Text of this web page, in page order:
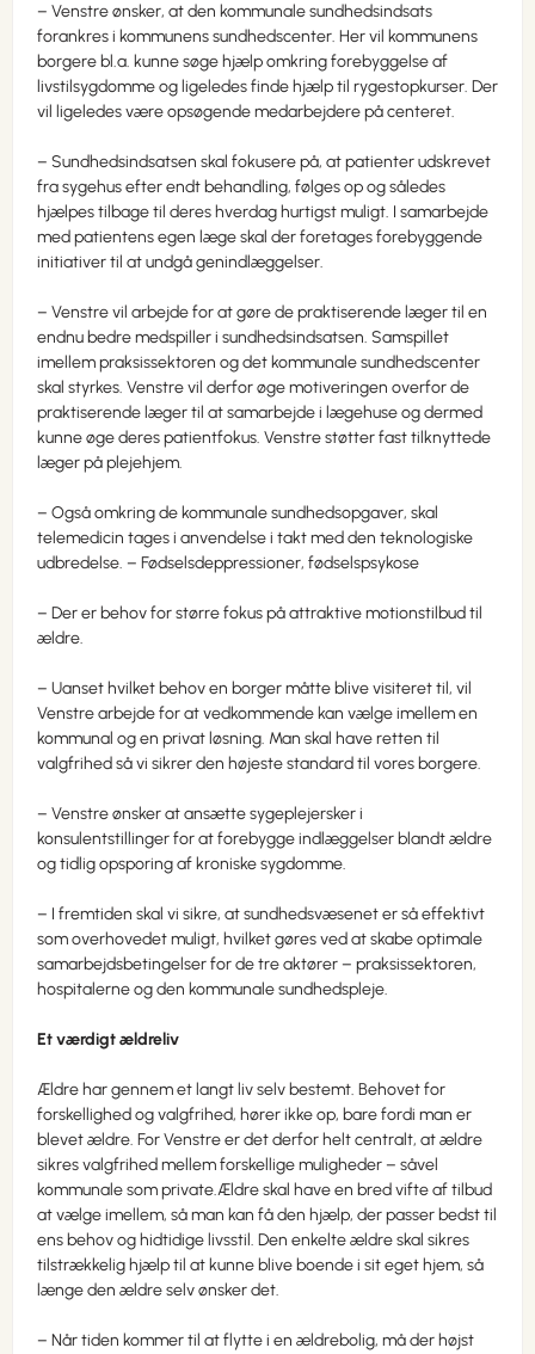
– Venstre ønsker, at den kommunale sundhedsindsats
forankres i kommunens sundhedscenter. Her vil kommunens
borgere bl.a. kunne søge hjælp omkring forebyggelse af
livstilsygdomme og ligeledes finde hjælp til rygestopkurser. Der
vil ligeledes være opsøgende medarbejdere på centeret.
– Sundhedsindsatsen skal fokusere på, at patienter udskrevet
fra sygehus efter endt behandling, følges op og således
hjælpes tilbage til deres hverdag hurtigst muligt. I samarbejde
med patientens egen læge skal der foretages forebyggende
initiativer til at undgå genindlæggelser.
– Venstre vil arbejde for at gøre de praktiserende læger til en
endnu bedre medspiller i sundhedsindsatsen. Samspillet
imellem praksissektoren og det kommunale sundhedscenter
skal styrkes. Venstre vil derfor øge motiveringen overfor de
praktiserende læger til at samarbejde i lægehuse og dermed
kunne øge deres patientfokus. Venstre støtter fast tilknyttede
læger på plejehjem.
– Også omkring de kommunale sundhedsopgaver, skal
telemedicin tages i anvendelse i takt med den teknologiske
udbredelse. – Fødselsdeppressioner, fødselspsykose
– Der er behov for større fokus på attraktive motionstilbud til
ældre.
– Uanset hvilket behov en borger måtte blive visiteret til, vil
Venstre arbejde for at vedkommende kan vælge imellem en
kommunal og en privat løsning. Man skal have retten til
valgfrihed så vi sikrer den højeste standard til vores borgere.
– Venstre ønsker at ansætte sygeplejersker i
konsulentstillinger for at forebygge indlæggelser blandt ældre
og tidlig opsporing af kroniske sygdomme.
– I fremtiden skal vi sikre, at sundhedsvæsenet er så effektivt
som overhovedet muligt, hvilket gøres ved at skabe optimale
samarbejdsbetingelser for de tre aktører – praksissektoren,
hospitalerne og den kommunale sundhedspleje.
Et værdigt ældreliv
Ældre har gennem et langt liv selv bestemt. Behovet for
forskellighed og valgfrihed, hører ikke op, bare fordi man er
blevet ældre. For Venstre er det derfor helt centralt, at ældre
sikres valgfrihed mellem forskellige muligheder – såvel
kommunale som private.Ældre skal have en bred vifte af tilbud
at vælge imellem, så man kan få den hjælp, der passer bedst til
ens behov og hidtidige livsstil. Den enkelte ældre skal sikres
tilstrækkelig hjælp til at kunne blive boende i sit eget hjem, så
længe den ældre selv ønsker det.
– Når tiden kommer til at flytte i en ældrebolig, må der højst